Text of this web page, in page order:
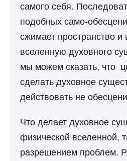
самого себя.
подобных само-
сжимает пространство
вселенную духовного
мы можем сказать, что
сделать духовное
действовать не
Что делает духовное
физической вселенной,
разрешением проблем.